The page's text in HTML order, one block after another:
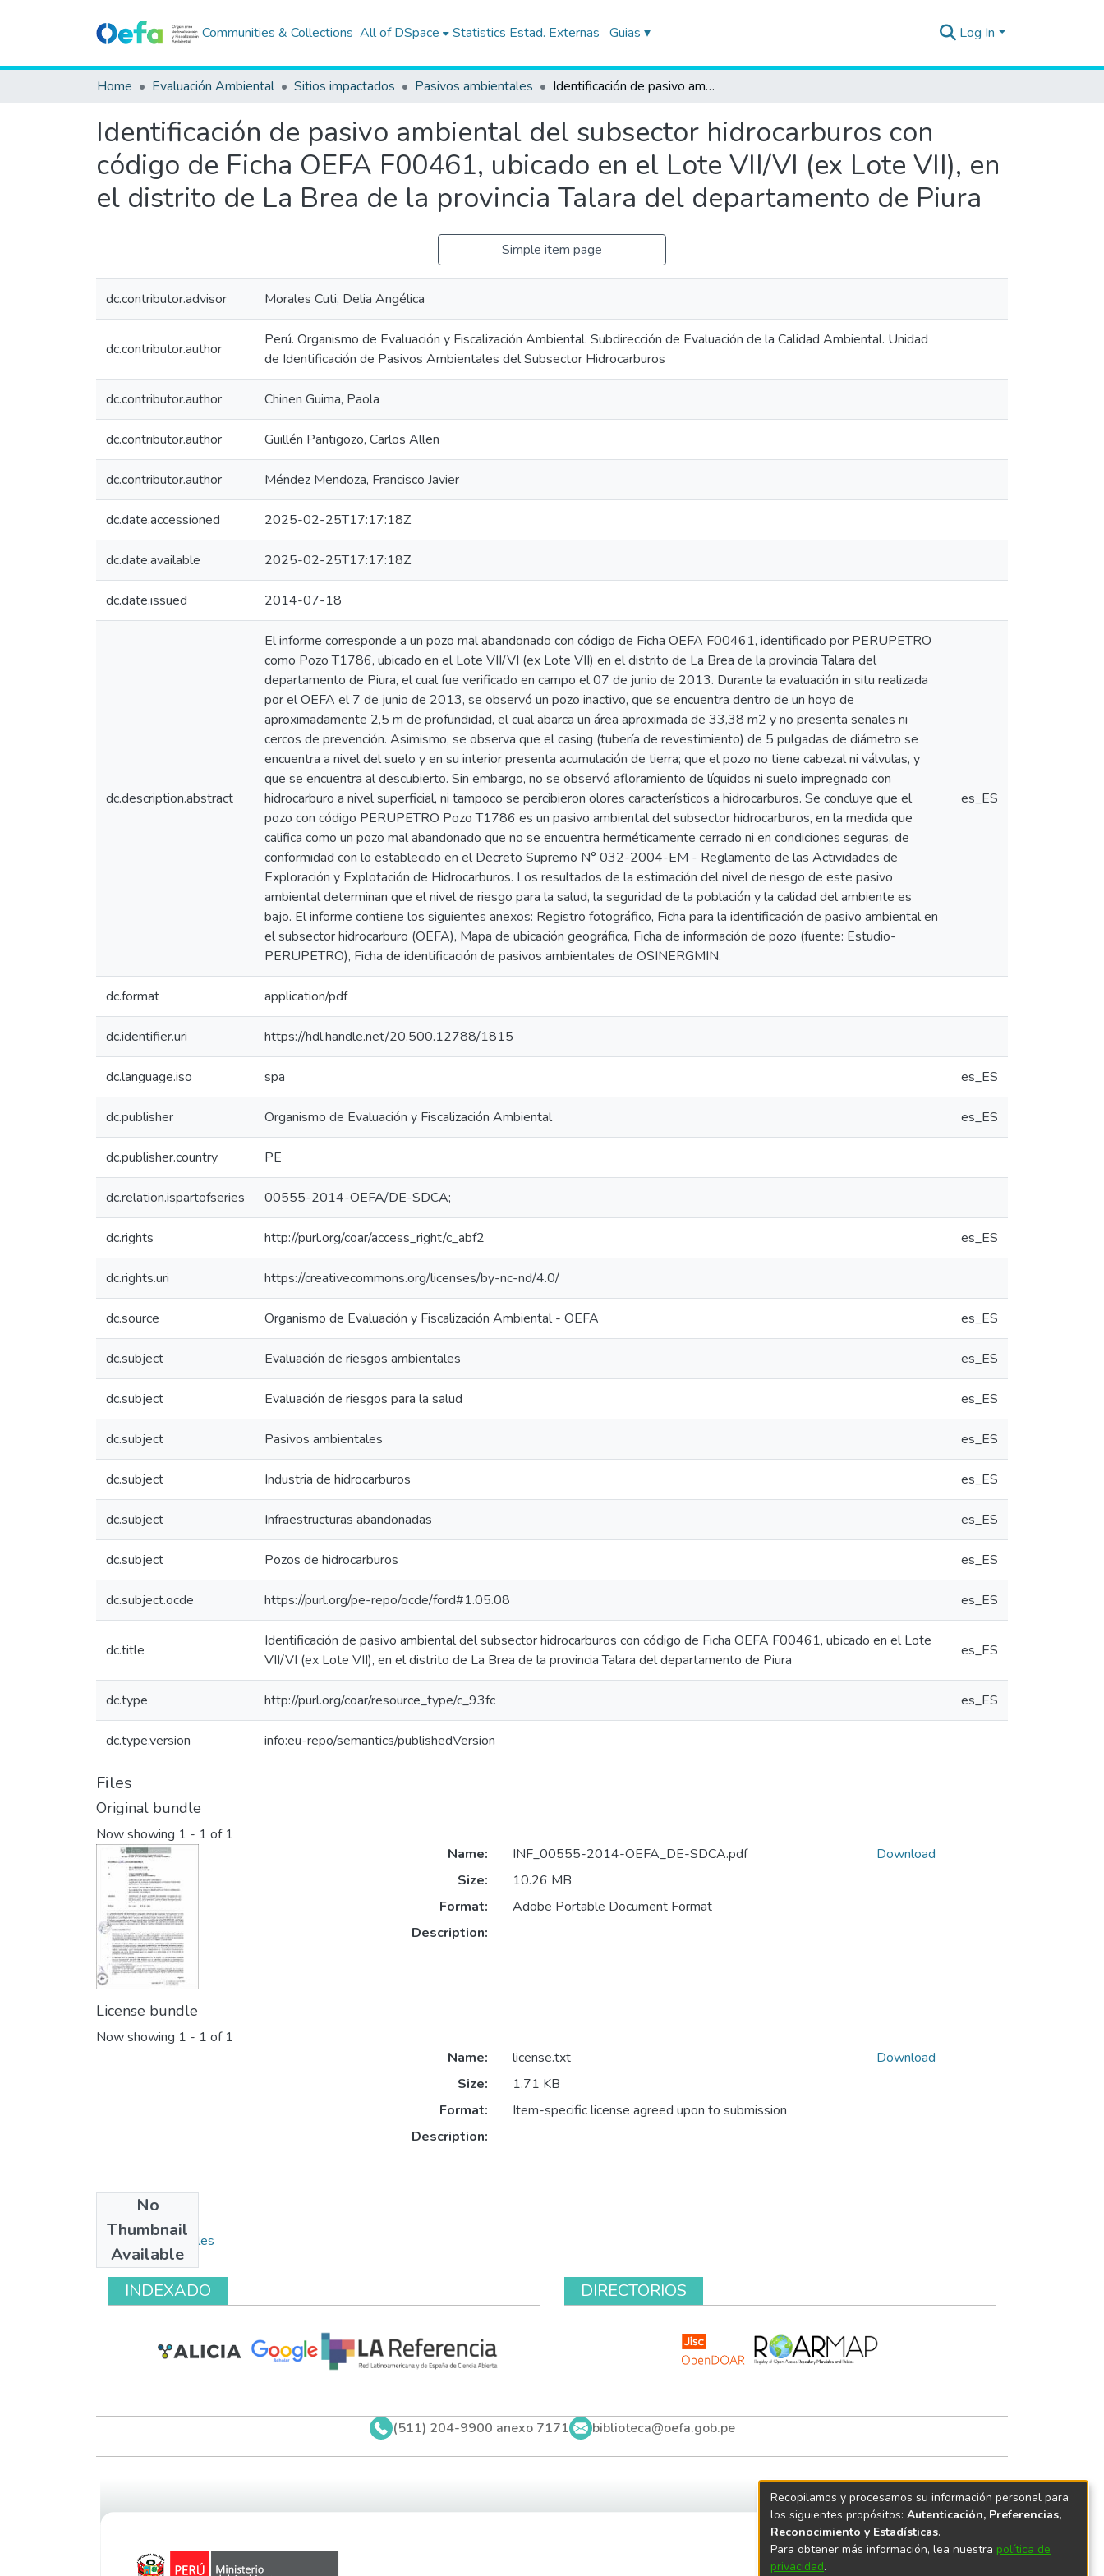
Communities & Collections All of DSpace Statistics Estad. Externas Guias ▾ Log In
Home Evaluación Ambiental Sitios impactados Pasivos ambientales Identificación de pasivo ambiental del subsector hidrocarburos con código de Ficha OEFA F00461, ubicado en el Lote VII/VI (ex Lote VII), en el distrito de La Brea de la provincia Talara del departamento de Piura
Identificación de pasivo ambiental del subsector hidrocarburos con
código de Ficha OEFA F00461, ubicado en el Lote VII/VI (ex Lote VII), en
el distrito de La Brea de la provincia Talara del departamento de Piura
Simple item page
dc.contributor.advisor Morales Cuti, Delia Angélica
dc.contributor.author
Perú. Organismo de Evaluación y Fiscalización Ambiental. Subdirección de Evaluación de la Calidad Ambiental. Unidad
de Identificación de Pasivos Ambientales del Subsector Hidrocarburos
dc.contributor.author Chinen Guima, Paola
dc.contributor.author Guillén Pantigozo, Carlos Allen
dc.contributor.author Méndez Mendoza, Francisco Javier
dc.date.accessioned 2025-02-25T17:17:18Z
dc.date.available 2025-02-25T17:17:18Z
dc.date.issued 2014-07-18
dc.description.abstract
El informe corresponde a un pozo mal abandonado con código de Ficha OEFA F00461, identificado por PERUPETRO
como Pozo T1786, ubicado en el Lote VII/VI (ex Lote VII) en el distrito de La Brea de la provincia Talara del
departamento de Piura, el cual fue verificado en campo el 07 de junio de 2013. Durante la evaluación in situ realizada
por el OEFA el 7 de junio de 2013, se observó un pozo inactivo, que se encuentra dentro de un hoyo de
aproximadamente 2,5 m de profundidad, el cual abarca un área aproximada de 33,38 m2 y no presenta señales ni
cercos de prevención. Asimismo, se observa que el casing (tubería de revestimiento) de 5 pulgadas de diámetro se
encuentra a nivel del suelo y en su interior presenta acumulación de tierra; que el pozo no tiene cabezal ni válvulas, y
que se encuentra al descubierto. Sin embargo, no se observó afloramiento de líquidos ni suelo impregnado con
hidrocarburo a nivel superficial, ni tampoco se percibieron olores característicos a hidrocarburos. Se concluye que el
pozo con código PERUPETRO Pozo T1786 es un pasivo ambiental del subsector hidrocarburos, en la medida que
califica como un pozo mal abandonado que no se encuentra herméticamente cerrado ni en condiciones seguras, de
conformidad con lo establecido en el Decreto Supremo N° 032-2004-EM - Reglamento de las Actividades de
Exploración y Explotación de Hidrocarburos. Los resultados de la estimación del nivel de riesgo de este pasivo
ambiental determinan que el nivel de riesgo para la salud, la seguridad de la población y la calidad del ambiente es
bajo. El informe contiene los siguientes anexos: Registro fotográfico, Ficha para la identificación de pasivo ambiental en
el subsector hidrocarburo (OEFA), Mapa de ubicación geográfica, Ficha de información de pozo (fuente: Estudio-
PERUPETRO), Ficha de identificación de pasivos ambientales de OSINERGMIN.
es_ES
dc.format application/pdf
dc.identifier.uri https://hdl.handle.net/20.500.12788/1815
dc.language.iso spa es_ES
dc.publisher Organismo de Evaluación y Fiscalización Ambiental es_ES
dc.publisher.country PE
dc.relation.ispartofseries 00555-2014-OEFA/DE-SDCA;
dc.rights http://purl.org/coar/access_right/c_abf2 es_ES
dc.rights.uri https://creativecommons.org/licenses/by-nc-nd/4.0/
dc.source Organismo de Evaluación y Fiscalización Ambiental - OEFA es_ES
dc.subject Evaluación de riesgos ambientales es_ES
dc.subject Evaluación de riesgos para la salud es_ES
dc.subject Pasivos ambientales es_ES
dc.subject Industria de hidrocarburos es_ES
dc.subject Infraestructuras abandonadas es_ES
dc.subject Pozos de hidrocarburos es_ES
dc.subject.ocde https://purl.org/pe-repo/ocde/ford#1.05.08 es_ES
dc.title
Identificación de pasivo ambiental del subsector hidrocarburos con código de Ficha OEFA F00461, ubicado en el Lote
VII/VI (ex Lote VII), en el distrito de La Brea de la provincia Talara del departamento de Piura
es_ES
dc.type http://purl.org/coar/resource_type/c_93fc es_ES
dc.type.version info:eu-repo/semantics/publishedVersion
Files
Original bundle
Now showing 1 - 1 of 1
Name:
INF_00555-2014-OEFA_DE-SDCA.pdf
Size:
10.26 MB
Format:
Adobe Portable Document Format
Description:
Download
License bundle
Now showing 1 - 1 of 1
No
Thumbnail
Available
Name:
license.txt
Size:
1.71 KB
Format:
Item-specific license agreed upon to submission
Description:
Download
Collections
Pasivos ambientales
INDEXADO DIRECTORIOS
(511) 204-9900 anexo 7171 biblioteca@oefa.gob.pe
Recopilamos y procesamos su información personal para
los siguientes propósitos: Autenticación, Preferencias,
Reconocimiento y Estadísticas.
Para obtener más información, lea nuestra política de
privacidad.